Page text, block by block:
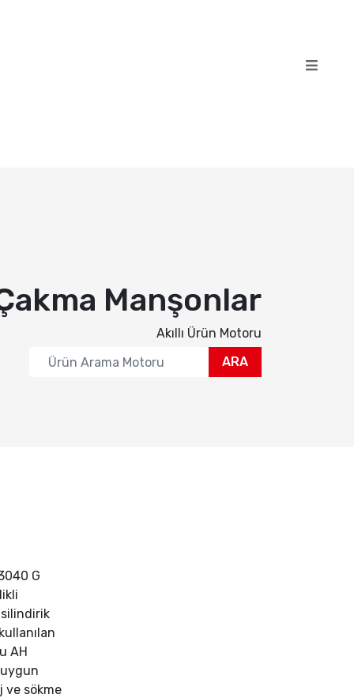
Manşonlar
Akıllı Ürün Motoru
ARA
G
AH
ve sökme